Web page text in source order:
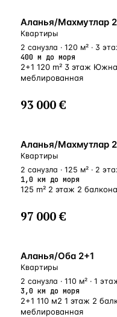
У МОРЯ
Аланья/Махмутлар
Квартиры
2 санузла · 120 м² · 3
400 м до моря
2+1 120 m² 3 этаж
меблированная
93 000 €
БЛИЗКО К МОРЮ
Аланья/Махмутлар
Квартиры
2 санузла · 125 м² · 2
1,0 км до моря
125 m² 2 этаж 2
97 000 €
ВНЖ Аланья/Оба 2+1
Квартиры
2 санузла · 110 м² · 1
3,0 км до моря
2+1 110 м2 1 этаж 2
меблированная